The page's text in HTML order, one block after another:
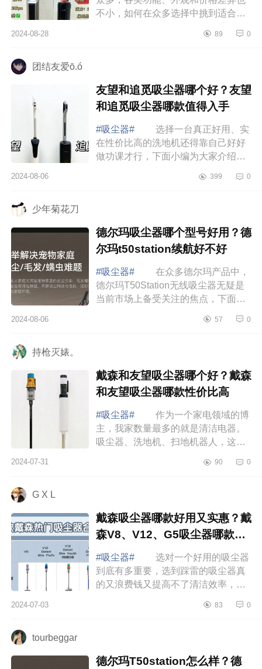
不小，如何在众多选择中挑到适合自
家介绍下德尔玛T30station吸尘器怎
2024-08-28 89 0
团结友爱ō.ó
友望和追觅吸尘器哪个好？友望
和追觅吸尘器哪款值得入手
#吸尘器#
选择一台真正好用、实
在性价比高的洗地机还得靠自己好好
做功课才行，下面小编为大家介绍下
觅吸尘器哪款值得入手 友望和追
2024-08-06 399 0
少年菊花刀
德尔玛吸尘器哪个型号好用？德
尔玛t50station续航好不好
#吸尘器#
在众多德尔玛产品中，
德尔玛T50Station无线吸尘器无疑是
当前市场上备受关注的焦点，下面小
号好用？德尔玛t50station续航好不
2024-08-06 57 0
持枪灭婊。
戴森和友望吸尘器哪个好？戴森
和友望吸尘器哪款性价比高
#吸尘器#
作为一个家电领域的博
主，我家数量最多的就是清洁电器。
吸尘器、洗地机、扫地机器人，这三
中使用频率最高的还是吸尘器，下面
2024-07-31 90 0
G X L
戴森吸尘器哪款好用又实惠？戴
森V8、V12、G5吸尘器哪款好
用
#吸尘器#
选对一个好用的吸尘器
到底有多重要，选到踩雷的吸尘器真
的又浪费钱又提高不了清洁效率，对
吸尘器真的就够用了，很多小伙伴在
2024-07-03 83 0
tourbeggar
德尔玛T50station怎么样？德